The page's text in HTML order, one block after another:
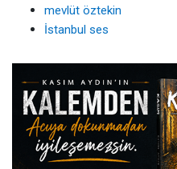
mevlüt öztekin
İstanbul ses